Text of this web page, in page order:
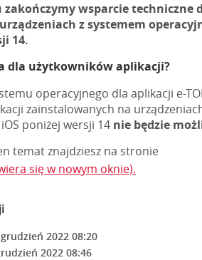
zakończymy wsparcie techniczne
z systemem
14.
dla użytkowników aplikacji?
operacyjnego dla aplikacji e-
zainstalowanych na
poniżej wersji 14 nie będzie
temat znajdziesz na stronie
się w nowym oknie).
2022 08:20
2022 08:46